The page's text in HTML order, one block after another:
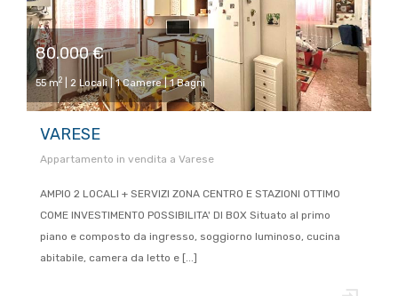
80.000 €
55 m2 | 2 Locali | 1 Camere | 1 Bagni
VARESE
Appartamento in vendita a Varese
AMPIO 2 LOCALI + SERVIZI ZONA CENTRO E STAZIONI OTTIMO
COME INVESTIMENTO POSSIBILITA' DI BOX Situato al primo
piano e composto da ingresso, soggiorno luminoso, cucina
abitabile, camera da letto e [...]